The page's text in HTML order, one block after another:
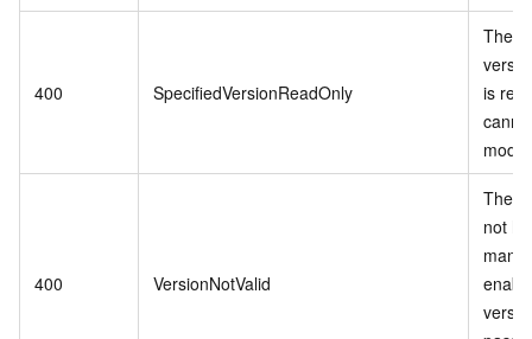
400 SpecifiedVersionReadOnly
The
is
400 VersionNotValid
The
not